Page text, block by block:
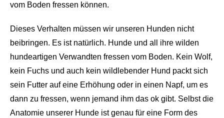
vom Boden fressen können.
Dieses Verhalten müssen wir unseren Hunden nicht
beibringen. Es ist natürlich. Hunde und all ihre wilden
hundeartigen Verwandten fressen vom Boden. Kein Wolf,
kein Fuchs und auch kein wildlebender Hund packt sich
sein Futter auf eine Erhöhung oder in einen Napf, um es
dann zu fressen, wenn jemand ihm das ok gibt. Selbst die
Anatomie unserer Hunde ist genau für eine Form des